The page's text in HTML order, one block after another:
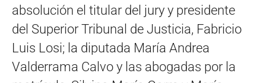
absolución el titular del jury y presidente
del Superior Tribunal de Justicia, Fabricio
Luis Losi; la diputada María Andrea
Valderrama Calvo y las abogadas por la